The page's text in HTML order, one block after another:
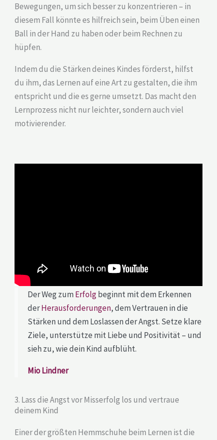
Bewegungen, um sich besser zu konzentrieren – in
diesem Fall könnte es hilfreich sein, beim Üben einen
Ball in der Hand zu haben oder beim Rechnen zu
hüpfen.
Indem du die Stärken deines Kindes förderst, hilfst
du ihm, das Lernen auf eine Art zu gestalten, die ihm
entspricht und die es gerne umsetzt. Das macht den
Lernprozess nicht nur leichter, sondern auch viel
motivierender.
Der Weg zum Erfolgbeginnt mit dem Erkennen
derHerausforderungen, dem Vertrauen in die
Stärken und dem Loslassen der Angst. Setze klare
Ziele, unterstütze mit Liebe und Positivität – und
sieh zu, wie dein Kind aufblüht.
Mio Lindner
3. Lass die Angst vor Misserfolg los und vertraue
deinem Kind
Einer der größten Hemmschuhe beim Lernen ist die